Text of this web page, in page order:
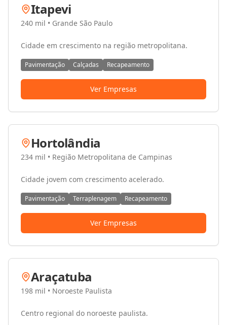
Itapevi
240 mil • Grande São Paulo
Cidade em crescimento na região metropolitana.
Pavimentação Calçadas Recapeamento
Ver Empresas
Hortolândia
234 mil • Região Metropolitana de Campinas
Cidade jovem com crescimento acelerado.
Pavimentação Terraplenagem Recapeamento
Ver Empresas
Araçatuba
198 mil • Noroeste Paulista
Centro regional do noroeste paulista.